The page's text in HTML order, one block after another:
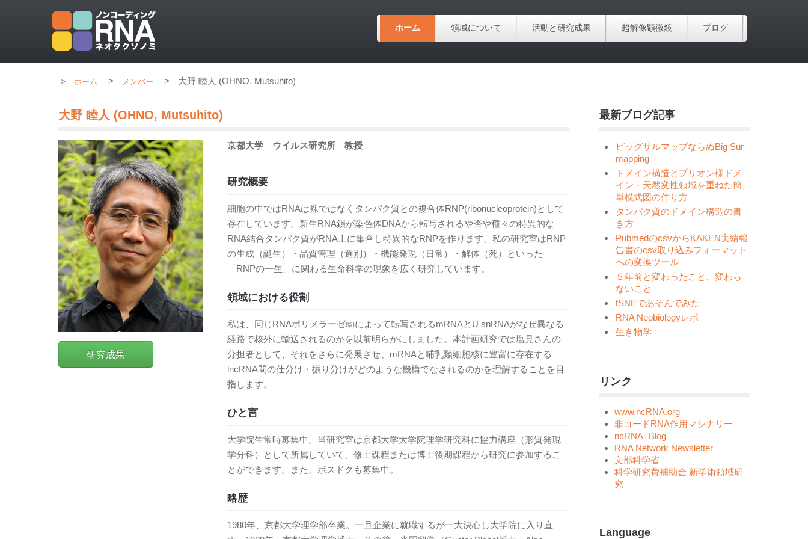
ホーム 領域について 活動と研究成果 超解像顕微鏡 ブログ
ホーム > メンバー > 大野 睦人 (OHNO, Mutsuhito)
大野 睦人 (OHNO, Mutsuhito)
研究成果
京都大学 ウイルス研究所 教授
研究概要
細胞の中ではRNAは裸ではなくタンパク質との複合体RNP(ribonucleoprotein)として
存在しています。新生RNA鎖が染色体DNAから転写されるや否や種々の特異的な
RNA結合タンパク質がRNA上に集合し特異的なRNPを作ります。私の研究室はRNP
の生成（誕生）・品質管理（選別）・機能発現（日常）・解体（死）といった
「RNPの一生」に関わる生命科学の現象を広く研究しています。
領域における役割
私は、同じRNAポリメラーゼ㈼によって転写されるmRNAとU snRNAがなぜ異なる
経路で核外に輸送されるのかを以前明らかにしました。本計画研究では塩見さんの
分担者として、それをさらに発展させ、mRNAと哺乳類細胞核に豊富に存在する
lncRNA間の仕分け・振り分けがどのような機構でなされるのかを理解することを目
指します。
ひと言
大学院生常時募集中。当研究室は京都大学大学院理学研究科に協力講座（形質発現
学分科）として所属していて、修士課程または博士後期課程から研究に参加するこ
とができます。また、ポスドクも募集中。
略歴
1980年、京都大学理学部卒業。一旦企業に就職するが一大決心し大学院に入り直
最新ブログ記事
ビッグサルマップならぬBig Sur
mapping
ドメイン構造とプリオン様ドメ
イン・天然変性領域を重ねた簡
単模式図の作り方
タンパク質のドメイン構造の書
き方
PubmedのcsvからKAKEN実績報
告書のcsv取り込みフォーマット
への変換ツール
５年前と変わったこと、変わら
ないこと
tSNEであそんでみた
RNA Neobiologyレポ
生き物学
リンク
www.ncRNA.org
非コードRNA作用マシナリー
ncRNA+Blog
RNA Network Newsletter
文部科学省
科学研究費補助金 新学術領域研
究
Language